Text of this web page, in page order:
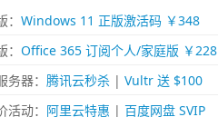
Windows 11 正版激活码 ￥348
Office 365 订阅个人/家庭版 ￥228
务器： 腾讯云秒杀| Vultr 送 $100
活动： 阿里云特惠 | 百度网盘 SVIP